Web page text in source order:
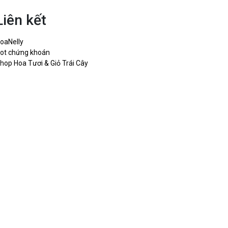
kết
chứng khoán
Hoa Tươi & Giỏ Trái Cây